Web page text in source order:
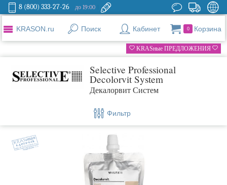
8 (800) 333-27-26 до 19:00
KRASON.ru Поиск Кабинет 0 Корзина
KRASные ПРЕДЛОЖЕНИЯ
Selective Professional
Decolorvit System
Декалорвит Систем
Фильтр